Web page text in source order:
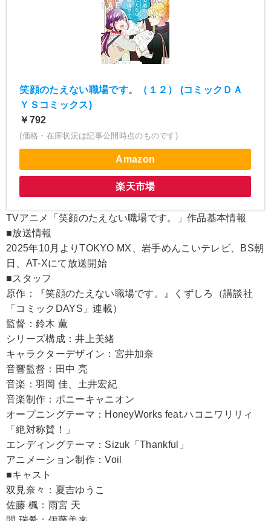
笑顔のたえない職場です。（１２） (コミックＤＡ
ＹＳコミックス)
￥792
(価格・在庫状況は記事公開時点のものです)
Amazon
楽天市場
TVアニメ「笑顔のたえない職場です。」作品基本情報
■放送情報
2025年10月よりTOKYO MX、岩手めんこいテレビ、BS朝
日、AT-Xにて放送開始
■スタッフ
原作：『笑顔のたえない職場です。』くずしろ（講談社
「コミックDAYS」連載）
監督：鈴木 薫
シリーズ構成：井上美緒
キャラクターデザイン：宮井加奈
音響監督：田中 亮
音楽：羽岡 佳、土井宏紀
音楽制作：ポニーキャニオン
オープニングテーマ：HoneyWorks feat.ハコニワリリィ
「絶対称賛！」
エンディングテーマ：Sizuk「Thankful」
アニメーション制作：Voil
■キャスト
双見奈々：夏吉ゆうこ
佐藤 楓：雨宮 天